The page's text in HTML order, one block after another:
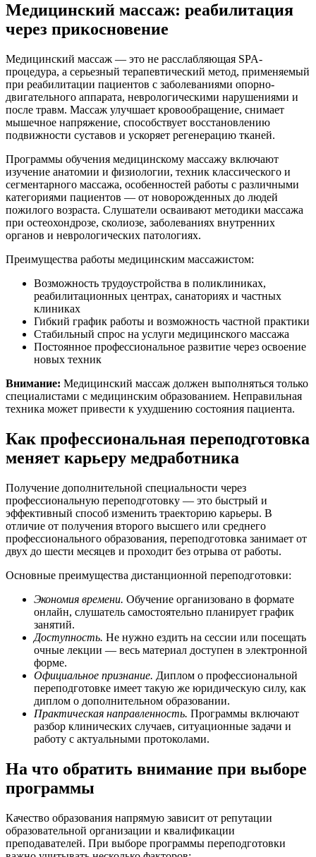
Медицинский массаж: реабилитация
через прикосновение
Медицинский массаж — это не расслабляющая SPA-
процедура, а серьезный терапевтический метод, применяемый
при реабилитации пациентов с заболеваниями опорно-
двигательного аппарата, неврологическими нарушениями и
после травм. Массаж улучшает кровообращение, снимает
мышечное напряжение, способствует восстановлению
подвижности суставов и ускоряет регенерацию тканей.
Программы обучения медицинскому массажу включают
изучение анатомии и физиологии, техник классического и
сегментарного массажа, особенностей работы с различными
категориями пациентов — от новорожденных до людей
пожилого возраста. Слушатели осваивают методики массажа
при остеохондрозе, сколиозе, заболеваниях внутренних
органов и неврологических патологиях.
Преимущества работы медицинским массажистом:
Возможность трудоустройства в поликлиниках,
реабилитационных центрах, санаториях и частных
клиниках
Гибкий график работы и возможность частной практики
Стабильный спрос на услуги медицинского массажа
Постоянное профессиональное развитие через освоение
новых техник
Внимание: Медицинский массаж должен выполняться только
специалистами с медицинским образованием. Неправильная
техника может привести к ухудшению состояния пациента.
Как профессиональная переподготовка
меняет карьеру медработника
Получение дополнительной специальности через
профессиональную переподготовку — это быстрый и
эффективный способ изменить траекторию карьеры. В
отличие от получения второго высшего или среднего
профессионального образования, переподготовка занимает от
двух до шести месяцев и проходит без отрыва от работы.
Основные преимущества дистанционной переподготовки:
Экономия времени. Обучение организовано в формате
онлайн, слушатель самостоятельно планирует график
занятий.
Доступность. Не нужно ездить на сессии или посещать
очные лекции — весь материал доступен в электронной
форме.
Официальное признание. Диплом о профессиональной
переподготовке имеет такую же юридическую силу, как
диплом о дополнительном образовании.
Практическая направленность. Программы включают
разбор клинических случаев, ситуационные задачи и
работу с актуальными протоколами.
На что обратить внимание при выборе
программы
Качество образования напрямую зависит от репутации
образовательной организации и квалификации
преподавателей. При выборе программы переподготовки